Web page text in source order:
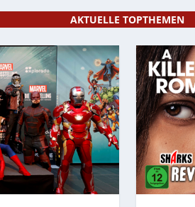
AKTUELLE TOPTHEMEN